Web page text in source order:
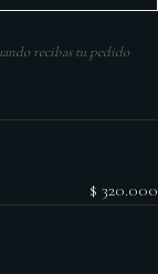
recibas tu pedido
$ 320.000